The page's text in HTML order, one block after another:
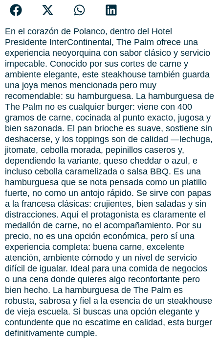
En el corazón de Polanco, dentro del Hotel
Presidente InterContinental, The Palm ofrece una
experiencia neoyorquina con sabor clásico y servicio
impecable. Conocido por sus cortes de carne y
ambiente elegante, este steakhouse también guarda
una joya menos mencionada pero muy
recomendable: su hamburguesa. La hamburguesa de
The Palm no es cualquier burger: viene con 400
gramos de carne, cocinada al punto exacto, jugosa y
bien sazonada. El pan brioche es suave, sostiene sin
deshacerse, y los toppings son de calidad —lechuga,
jitomate, cebolla morada, pepinillos caseros y,
dependiendo la variante, queso cheddar o azul, e
incluso cebolla caramelizada o salsa BBQ. Es una
hamburguesa que se nota pensada como un platillo
fuerte, no como un antojo rápido. Se sirve con papas
a la francesa clásicas: crujientes, bien saladas y sin
distracciones. Aquí el protagonista es claramente el
medallón de carne, no el acompañamiento. Por su
precio, no es una opción económica, pero sí una
experiencia completa: buena carne, excelente
atención, ambiente cómodo y un nivel de servicio
difícil de igualar. Ideal para una comida de negocios
o una cena donde quieres algo reconfortante pero
bien hecho. La hamburguesa de The Palm es
robusta, sabrosa y fiel a la esencia de un steakhouse
de vieja escuela. Si buscas una opción elegante y
contundente que no escatime en calidad, esta burger
definitivamente cumple.